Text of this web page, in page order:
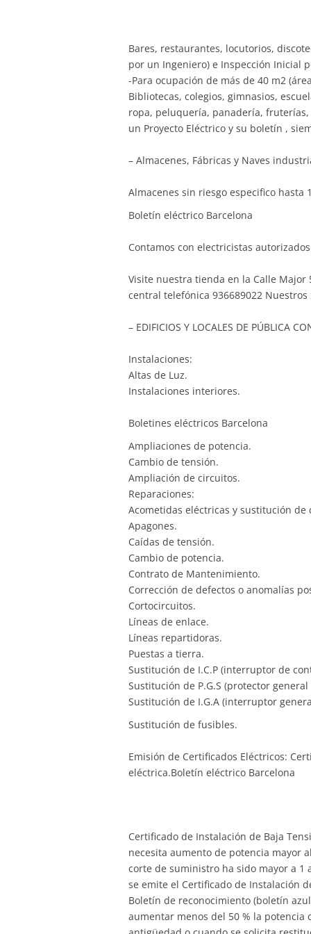
Bares, restaurantes, locutorios,
por un Ingeniero) e Inspección
-Para ocupación de más de 40 m2
Bibliotecas, colegios, gimnasios,
ropa, peluquería, panadería, fruterías,
un Proyecto Eléctrico y su boletín ,
– Almacenes, Fábricas y Naves
Almacenes sin riesgo especifico hasta
Boletín eléctrico Barcelona
Contamos con electricistas
Visite nuestra tienda en la Calle Major
central telefónica 936689022
– EDIFICIOS Y LOCALES DE PÚBLICA
Instalaciones:
Altas de Luz.
Instalaciones interiores.
Boletines
Ampliaciones de potencia.
Cambio de tensión.
Ampliación de circuitos.
Reparaciones:
Acometidas eléctricas y sustitución
Apagones.
Caídas de tensión.
Cambio de potencia.
Contrato de Mantenimiento.
Corrección de defectos o anomalías
Cortocircuitos.
Líneas de enlace.
Líneas repartidoras.
Puestas a tierra.
Sustitución de I.C.P (interruptor de
Sustitución de P.G.S (protector
Sustitución de I.G.A (interruptor
Sustitución de fusibles.
Emisión de Certificados Eléctricos:
eléctrica.Boletín eléctrico Barcelona
Certificado de Instalación de Baja
necesita aumento de potencia mayor
corte de suministro ha sido mayor a 1
se emite el Certificado de Instalación
Boletín de reconocimiento (boletín
aumentar menos del 50 % la